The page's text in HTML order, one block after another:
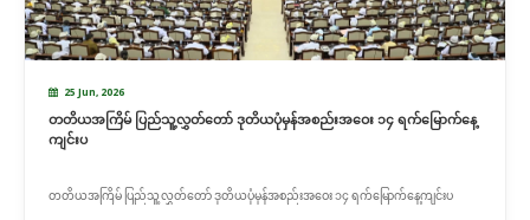
25 Jun, 2026
တတိယအကြိမ် ပြည်သူ့လွှတ်တော် ဒုတိယပုံမှန်အစည်းအဝေး ၁၄ ရက်မြောက်နေ့
ကျင်းပ
တတိယအကြိမ် ပြည်သူ့လွှတ်တော် ဒုတိယပုံမှန်အစည်းအဝေး ၁၄ ရက်မြောက်နေ့ကျင်းပ